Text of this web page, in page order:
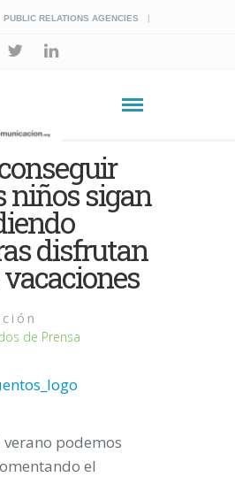
PUBLIC RELATIONS AGENCIES
niños sigan
disfrutan
de Prensa
verano podemos
el